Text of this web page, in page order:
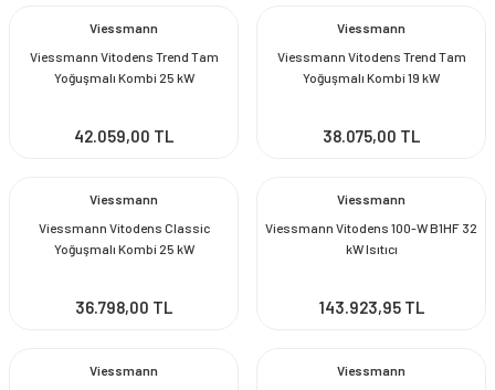
Viessmann
Viessmann Vitodens Trend Tam
Yoğuşmalı Kombi 25 kW
42.059,00 TL
Viessmann
Viessmann Vitodens Trend Tam
Yoğuşmalı Kombi 19 kW
38.075,00 TL
Viessmann
Viessmann Vitodens Classic
Yoğuşmalı Kombi 25 kW
36.798,00 TL
Viessmann
Viessmann Vitodens 100-W B1HF 32
kW Isıtıcı
143.923,95 TL
Viessmann
Viessmann